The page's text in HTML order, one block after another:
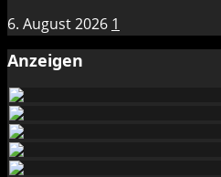
6. August 2026 1
Anzeigen